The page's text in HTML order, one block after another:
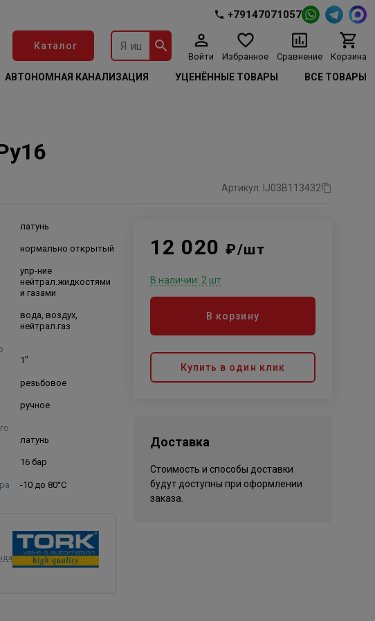
+79147071057
Каталог
Войти Избранное Сравнение Корзина
АВТОНОМНАЯ КАНАЛИЗАЦИЯ УЦЕНЁННЫЕ ТОВАРЫ ВСЕ ТОВАРЫ
Артикул: IJ03B113432
латунь
нормально открытый
упр-ние
нейтрал.жидкостями
и газами
вода, воздух,
нейтрал.газ
1"
резьбовое
ручное
латунь
16 бар
-10 до 80°С
12 020₽/шт
В наличии: 2 шт
В корзину
Купить в один клик
Доставка
Стоимость и способы доставки
будут доступны при оформлении
заказа.